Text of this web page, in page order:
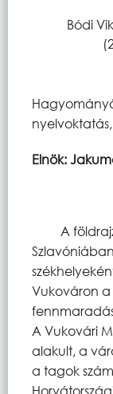
Bódi
Elnök:
A
Vukováron
A Vukovári
alakult, a
a tagok